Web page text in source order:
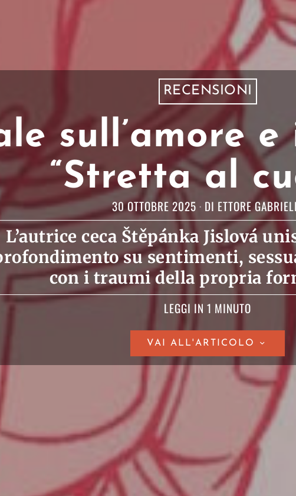
RECENSIONI
sull’amore
“Stretta al
30 OTTOBRE 2025 DI ETTORE
L’autrice ceca Štěpánka Jislová
su sentimenti,
con i traumi della propria
LEGGI IN 1 MINUTO
VAI ALL'ARTICOLO